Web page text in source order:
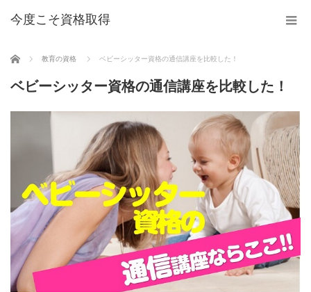
今度こそ資格取得
ホーム 教育の資格 ベビーシッター資格の通信講座を比較した！
ベビーシッター資格の通信講座を比較した！